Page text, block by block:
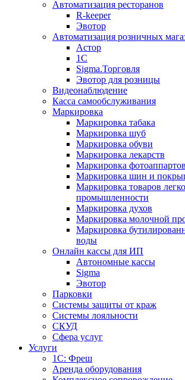
Автоматизация ресторанов
R-keeper
Эвотор
Автоматизация розничных
Астор
1С
Sigma.Торговля
Эвотор для розницы
Видеонаблюдение
Касса самообслуживания
Маркировка
Маркировка табака
Маркировка шуб
Маркировка обуви
Маркировка лекарств
Маркировка фотоаппартов
Маркировка шин и
Маркировка товаров
промышленности
Маркировка духов
Маркировка молочной
Маркировка
воды
Онлайн кассы для ИП
Автономные кассы
Sigma
Эвотор
Парковки
Системы защиты от краж
Системы лояльности
СКУД
Сфера услуг
Услуги
1С: Фреш
Аренда оборудования